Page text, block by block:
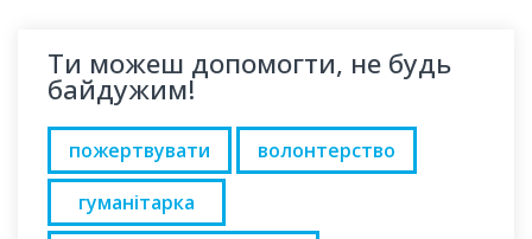
Ти можеш допомогти, не будь
байдужим!
пожертвувати
волонтерство
гуманітарка